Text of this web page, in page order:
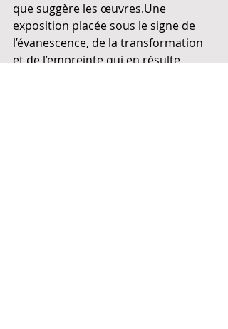
que suggère les œuvres.Une
exposition placée sous le signe de
l’évanescence, de la transformation
et de l’empreinte qui en résulte.